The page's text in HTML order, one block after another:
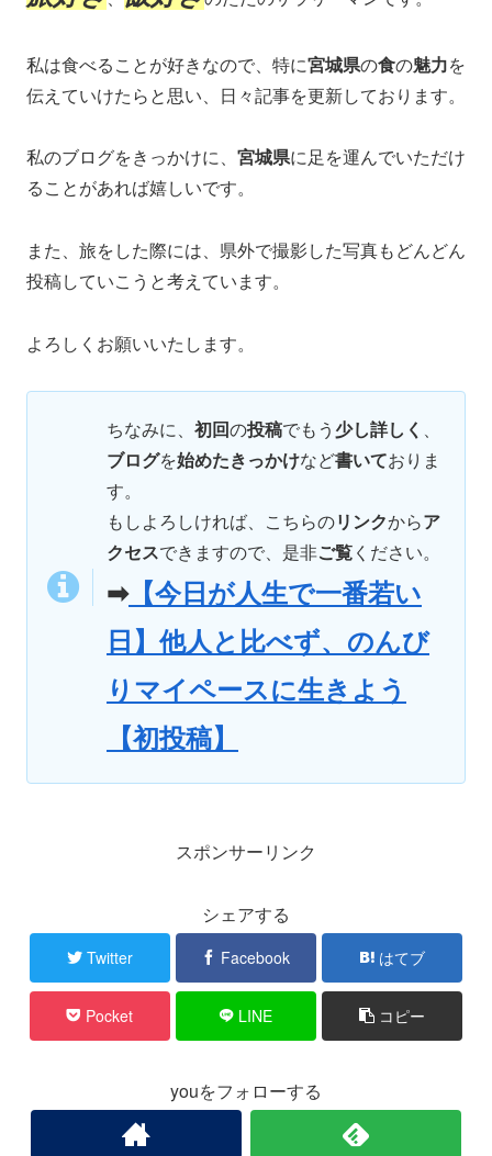
私は食べることが好きなので、特に宮城県の食の魅力を
伝えていけたらと思い、日々記事を更新しております。
私のブログをきっかけに、 宮城県に足を運んでいただけ
ることがあれば嬉しいです。
また、旅をした際には、県外で撮影した写真もどんどん
投稿していこうと考えています。
よろしくお願いいたします。
ちなみに、 初回の投稿でもう 少し詳しく 、
ブログを始めたきっかけなど書いておりま
す。
もしよろしければ、こちらのリンクからア
クセスできますので、是非ご覧ください。
➡【今日が人生で一番若い
日】他人と比べず、のんび
りマイペースに生きよう
【初投稿】
スポンサーリンク
シェアする
Twitter Facebook はてブ
Pocket LINE コピー
youをフォローする